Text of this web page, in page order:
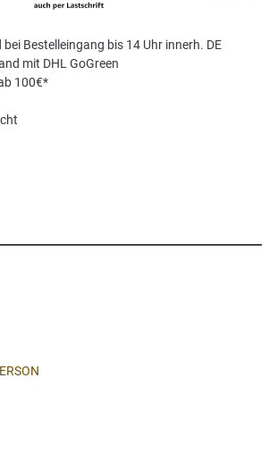
Bestelleingang bis 14 Uhr innerh. DE
mit DHL GoGreen
100€*